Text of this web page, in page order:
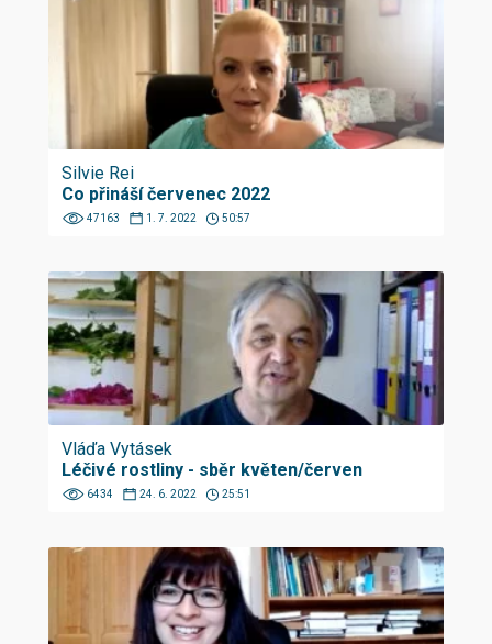
Silvie Rei
Co přináší červenec 2022
47163 1. 7. 2022 50:57
Vláďa Vytásek
Léčivé rostliny - sběr květen/červen
6434 24. 6. 2022 25:51